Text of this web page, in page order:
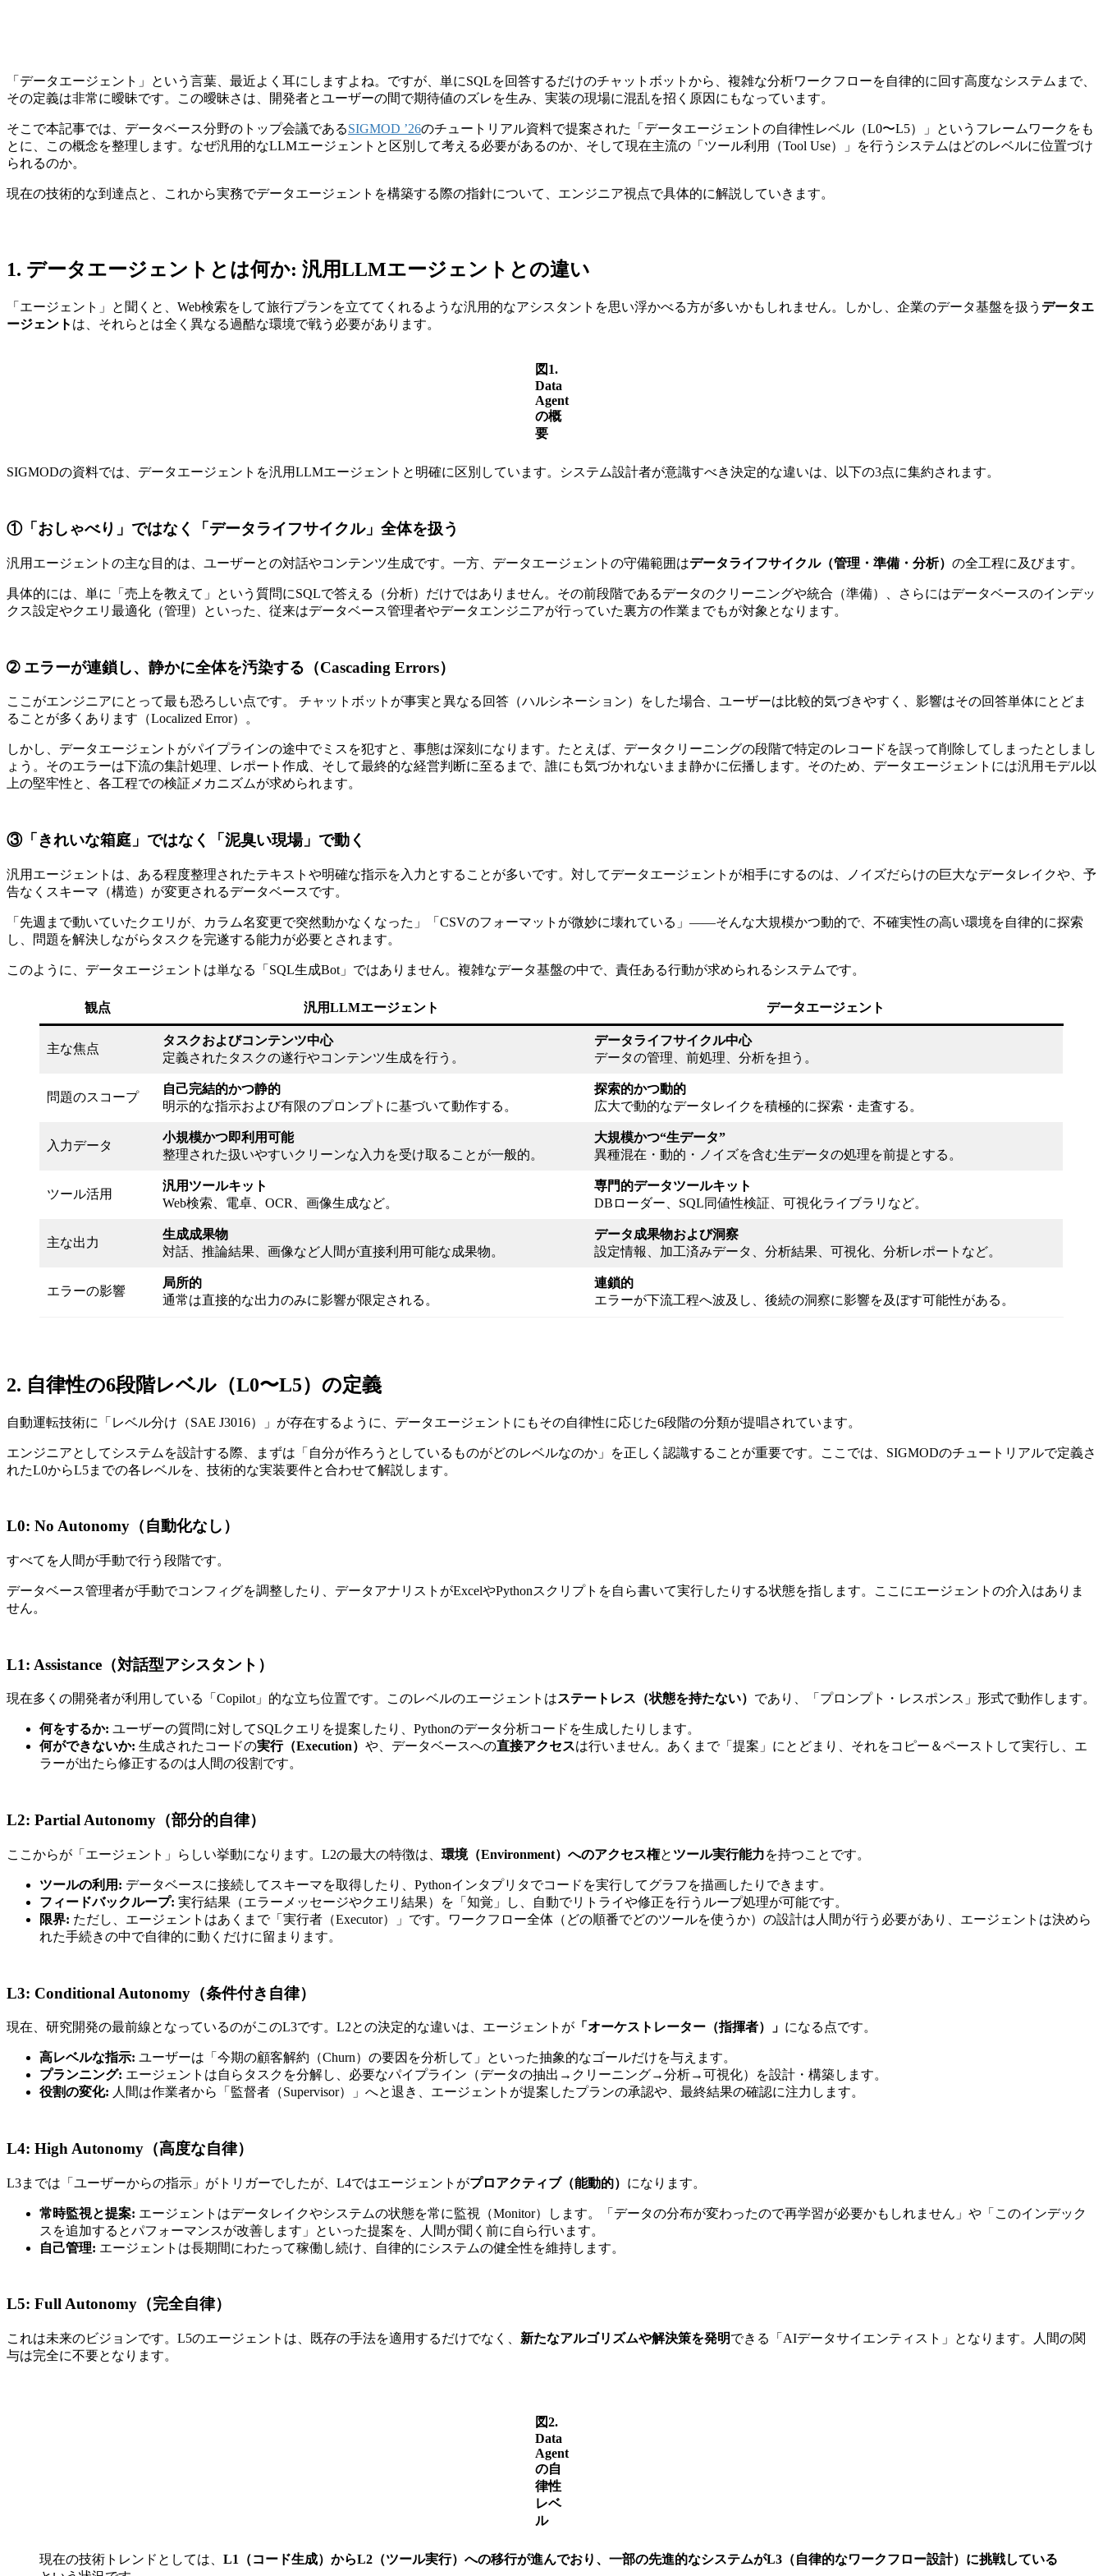
「データエージェント」という言葉、最近よく耳にしますよね。ですが、単にSQLを回答するだけのチャットボットから、複雑な分析ワークフローを自律的に回す高度なシステムまで、
その定義は非常に曖昧です。この曖昧さは、開発者とユーザーの間で期待値のズレを生み、実装の現場に混乱を招く原因にもなっています。
そこで本記事では、データベース分野のトップ会議であるSIGMOD ’26のチュートリアル資料で提案された「データエージェントの自律性レベル（L0〜L5）」というフレームワークをも
とに、この概念を整理します。なぜ汎用的なLLMエージェントと区別して考える必要があるのか、そして現在主流の「ツール利用（Tool Use）」を行うシステムはどのレベルに位置づけ
られるのか。
現在の技術的な到達点と、これから実務でデータエージェントを構築する際の指針について、エンジニア視点で具体的に解説していきます。
1. データエージェントとは何か: 汎用LLMエージェントとの違い
「エージェント」と聞くと、Web検索をして旅行プランを立ててくれるような汎用的なアシスタントを思い浮かべる方が多いかもしれません。しかし、企業のデータ基盤を扱う データエ
ージェント は、それらとは全く異なる過酷な環境で戦う必要があります。
図1.
Data
Agent
の概
要
SIGMODの資料では、データエージェントを汎用LLMエージェントと明確に区別しています。システム設計者が意識すべき決定的な違いは、以下の3点に集約されます。
①「おしゃべり」ではなく「データライフサイクル」全体を扱う
汎用エージェントの主な目的は、ユーザーとの対話やコンテンツ生成です。一方、データエージェントの守備範囲はデータライフサイクル（管理・準備・分析） の全工程に及びます。
具体的には、単に「売上を教えて」という質問にSQLで答える（分析）だけではありません。その前段階であるデータのクリーニングや統合（準備）、さらにはデータベースのインデッ
クス設定やクエリ最適化（管理）といった、従来はデータベース管理者やデータエンジニアが行っていた裏方の作業までもが対象となります。
➁ エラーが連鎖し、静かに全体を汚染する（Cascading Errors）
ここがエンジニアにとって最も恐ろしい点です。 チャットボットが事実と異なる回答（ハルシネーション）をした場合、ユーザーは比較的気づきやすく、影響はその回答単体にとどま
ることが多くあります（Localized Error）。
しかし、データエージェントがパイプラインの途中でミスを犯すと、事態は深刻になります。たとえば、データクリーニングの段階で特定のレコードを誤って削除してしまったとしまし
ょう。そのエラーは下流の集計処理、レポート作成、そして最終的な経営判断に至るまで、誰にも気づかれないまま静かに伝播します。そのため、データエージェントには汎用モデル以
上の堅牢性と、各工程での検証メカニズムが求められます。
③「きれいな箱庭」ではなく「泥臭い現場」で動く
汎用エージェントは、ある程度整理されたテキストや明確な指示を入力とすることが多いです。対してデータエージェントが相手にするのは、ノイズだらけの巨大なデータレイクや、予
告なくスキーマ（構造）が変更されるデータベースです。
「先週まで動いていたクエリが、カラム名変更で突然動かなくなった」「CSVのフォーマットが微妙に壊れている」——そんな大規模かつ動的で、不確実性の高い環境を自律的に探索
し、問題を解決しながらタスクを完遂する能力が必要とされます。
このように、データエージェントは単なる「SQL生成Bot」ではありません。複雑なデータ基盤の中で、責任ある行動が求められるシステムです。
観点 汎用LLMエージェント データエージェント
主な焦点
タスクおよびコンテンツ中心
定義されたタスクの遂行やコンテンツ生成を行う。
データライフサイクル中心
データの管理、前処理、分析を担う。
問題のスコープ
自己完結的かつ静的
明示的な指示および有限のプロンプトに基づいて動作する。
探索的かつ動的
広大で動的なデータレイクを積極的に探索・走査する。
入力データ
小規模かつ即利用可能
整理された扱いやすいクリーンな入力を受け取ることが一般的。
大規模かつ“生データ”
異種混在・動的・ノイズを含む生データの処理を前提とする。
ツール活用
汎用ツールキット
Web検索、電卓、OCR、画像生成など。
専門的データツールキット
DBローダー、SQL同値性検証、可視化ライブラリなど。
主な出力
生成成果物
対話、推論結果、画像など人間が直接利用可能な成果物。
データ成果物および洞察
設定情報、加工済みデータ、分析結果、可視化、分析レポートなど。
エラーの影響
局所的
通常は直接的な出力のみに影響が限定される。
連鎖的
エラーが下流工程へ波及し、後続の洞察に影響を及ぼす可能性がある。
2. 自律性の6段階レベル（L0〜L5）の定義
自動運転技術に「レベル分け（SAE J3016）」が存在するように、データエージェントにもその自律性に応じた6段階の分類が提唱されています。
エンジニアとしてシステムを設計する際、まずは「自分が作ろうとしているものがどのレベルなのか」を正しく認識することが重要です。ここでは、SIGMODのチュートリアルで定義さ
れたL0からL5までの各レベルを、技術的な実装要件と合わせて解説します。
L0: No Autonomy（自動化なし）
すべてを人間が手動で行う段階です。
データベース管理者が手動でコンフィグを調整したり、データアナリストがExcelやPythonスクリプトを自ら書いて実行したりする状態を指します。ここにエージェントの介入はありま
せん。
L1: Assistance（対話型アシスタント）
現在多くの開発者が利用している「Copilot」的な立ち位置です。このレベルのエージェントはステートレス（状態を持たない） であり、「プロンプト・レスポンス」形式で動作します。
何をするか: ユーザーの質問に対してSQLクエリを提案したり、Pythonのデータ分析コードを生成したりします。
何ができないか: 生成されたコードの実行（Execution） や、データベースへの直接アクセスは行いません。あくまで「提案」にとどまり、それをコピー＆ペーストして実行し、エ
ラーが出たら修正するのは人間の役割です。
L2: Partial Autonomy（部分的自律）
ここからが「エージェント」らしい挙動になります。L2の最大の特徴は、 環境（Environment）へのアクセス権と ツール実行能力を持つことです。
ツールの利用: データベースに接続してスキーマを取得したり、Pythonインタプリタでコードを実行してグラフを描画したりできます。
フィードバックループ: 実行結果（エラーメッセージやクエリ結果）を「知覚」し、自動でリトライや修正を行うループ処理が可能です。
限界: ただし、エージェントはあくまで「実行者（Executor）」です。ワークフロー全体（どの順番でどのツールを使うか）の設計は人間が行う必要があり、エージェントは決めら
れた手続きの中で自律的に動くだけに留まります。
L3: Conditional Autonomy（条件付き自律）
現在、研究開発の最前線となっているのがこのL3です。L2との決定的な違いは、エージェントが 「オーケストレーター（指揮者）」 になる点です。
高レベルな指示: ユーザーは「今期の顧客解約（Churn）の要因を分析して」といった抽象的なゴールだけを与えます。
プランニング: エージェントは自らタスクを分解し、必要なパイプライン（データの抽出→クリーニング→分析→可視化）を設計・構築します。
役割の変化: 人間は作業者から「監督者（Supervisor）」へと退き、エージェントが提案したプランの承認や、最終結果の確認に注力します。
L4: High Autonomy（高度な自律）
L3までは「ユーザーからの指示」がトリガーでしたが、L4ではエージェントがプロアクティブ（能動的） になります。
常時監視と提案: エージェントはデータレイクやシステムの状態を常に監視（Monitor）します。「データの分布が変わったので再学習が必要かもしれません」や「このインデック
スを追加するとパフォーマンスが改善します」といった提案を、人間が聞く前に自ら行います。
自己管理: エージェントは長期間にわたって稼働し続け、自律的にシステムの健全性を維持します。
L5: Full Autonomy（完全自律）
これは未来のビジョンです。L5のエージェントは、既存の手法を適用するだけでなく、 新たなアルゴリズムや解決策を発明できる「AIデータサイエンティスト」となります。人間の関
与は完全に不要となります。
図2.
Data
Agent
の自
律性
レベ
ル
現在の技術トレンドとしては、 L1（コード生成）からL2（ツール実行）への移行が進んでおり、一部の先進的なシステムがL3（自律的なワークフロー設計）に挑戦している